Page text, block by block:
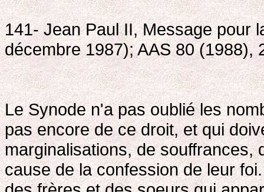
141- Jean Paul II, Message pour
décembre 1987); AAS 80 (1988),
Le Synode n'a pas oublié les
pas encore de ce droit, et qui
marginalisations, de souffrances,
cause de la confession de leur